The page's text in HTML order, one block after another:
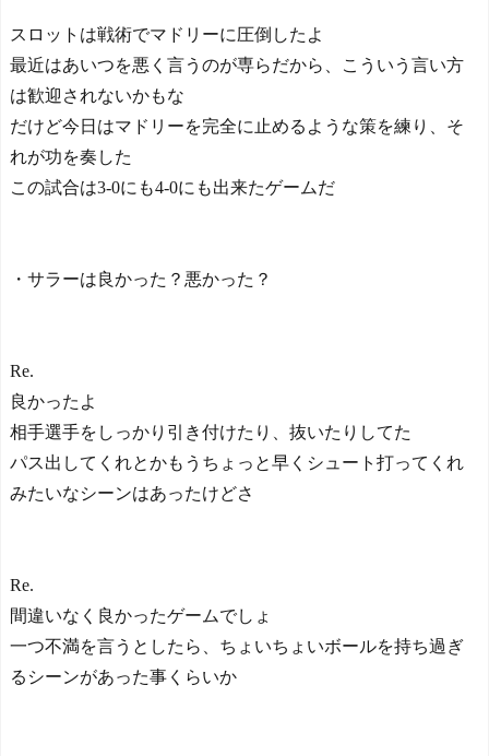
スロットは戦術でマドリーに圧倒したよ
最近はあいつを悪く言うのが専らだから、こういう言い方
は歓迎されないかもな
だけど今日はマドリーを完全に止めるような策を練り、そ
れが功を奏した
この試合は3-0にも4-0にも出来たゲームだ
・サラーは良かった？悪かった？
Re.
良かったよ
相手選手をしっかり引き付けたり、抜いたりしてた
パス出してくれとかもうちょっと早くシュート打ってくれ
みたいなシーンはあったけどさ
Re.
間違いなく良かったゲームでしょ
一つ不満を言うとしたら、ちょいちょいボールを持ち過ぎ
るシーンがあった事くらいか